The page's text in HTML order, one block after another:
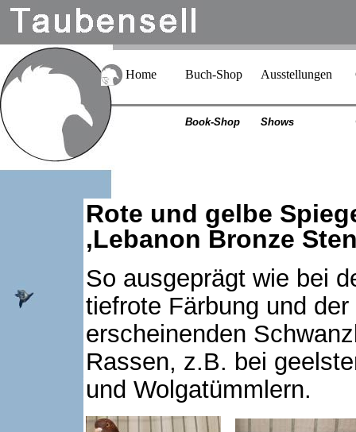
Home Buch-Shop Ausstellungen
Book-Shop Shows
Rote und gelbe
‚Lebanon Bronze
So ausgeprägt wie bei
tiefrote Färbung und
erscheinenden
Rassen, z.B. bei
und Wolgatümmlern.